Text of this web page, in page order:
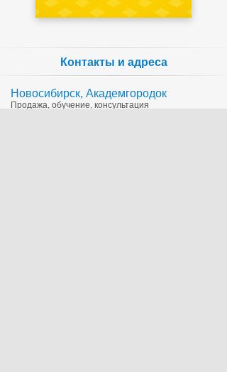
Контакты и адреса
Новосибирск, Академгородок
Продажа, обучение, консультация